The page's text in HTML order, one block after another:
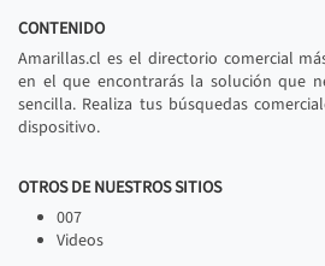
CONTENIDO
Amarillas.cl es el directorio comercial
en el que encontrarás la solución que
sencilla. Realiza tus búsquedas
dispositivo.
OTROS DE NUESTROS SITIOS
007
Videos